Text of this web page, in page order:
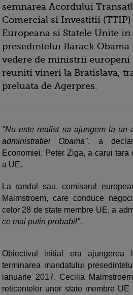
semnarea Acordului
Comercial si Investitii
Europeana si Statele Unite
presedintelui Barack
vedere de ministrii europeni
reuniti vineri la Bratislava,
preluata de Agerpres.
"Nu este realist sa ajungem la un
administratiei Obama", a
Economiei, Peter Ziga, a carui tara
a UE.
La randul sau, comisarul
Malmstroem, care conduce
celor 28 de state membre UE, a
ce mai putin probabil".
Obiectivul initial era
terminarea mandatului
ianuarie 2017. Cecilia
reticentelor unor state membre